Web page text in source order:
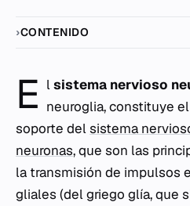
CONTENIDO
E lsistema nervioso
neuroglia, constituye
soporte delsistema
neuronas, que son las
la transmisión de impulsos
gliales (del griego glía, que